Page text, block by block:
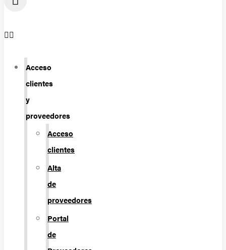
Acceso
clientes
y
proveedores
Acceso
clientes
Alta
de
proveedores
Portal
de